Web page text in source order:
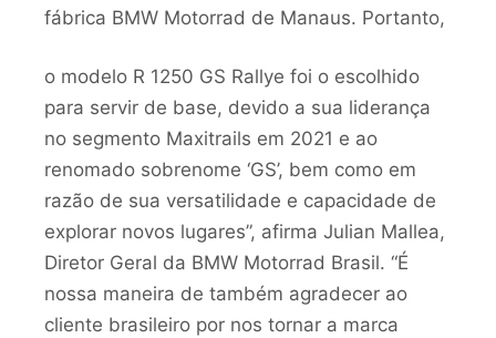
fábrica BMW Motorrad de Manaus. Portanto,
o modelo R 1250 GS Rallye foi o escolhido
para servir de base, devido a sua liderança
no segmento Maxitrails em 2021 e ao
renomado sobrenome ‘GS’, bem como em
razão de sua versatilidade e capacidade de
explorar novos lugares”, afirma Julian Mallea,
Diretor Geral da BMW Motorrad Brasil. “É
nossa maneira de também agradecer ao
cliente brasileiro por nos tornar a marca